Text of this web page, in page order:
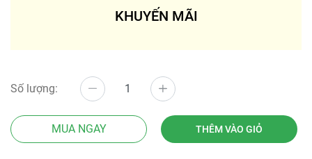
KHUYẾN MÃI
Số lượng:
MUA NGAY THÊM VÀO GIỎ